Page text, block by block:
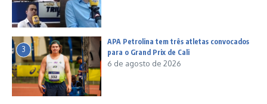
3
APA Petrolina tem três atletas convocados
para o Grand Prix de Cali
6 de agosto de 2026